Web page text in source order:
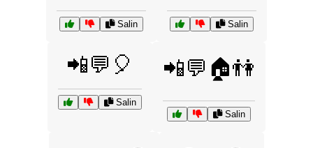
Salin Salin
📲💬🎈
Salin
📲💬🏠👫
Salin